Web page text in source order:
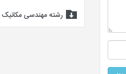
رشته مهندسی مکانیک